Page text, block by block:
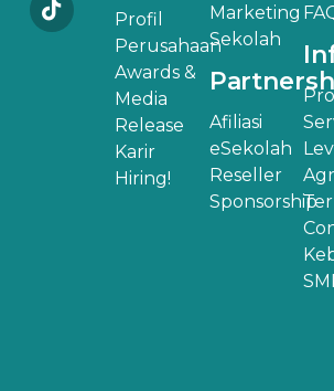
Profil
Perusahaan
Awards &
Media
Release
Karir
Hiring!
Marketing
Sekolah
Afiliasi
eSekolah
Reseller
Sponsorship